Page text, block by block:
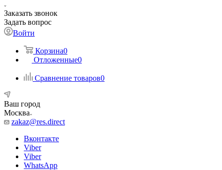
Заказать звонок
Задать вопрос
Войти
Корзина0
Отложенные0
Сравнение товаров0
Ваш город
Москва
zakaz@res.direct
Вконтакте
Viber
Viber
WhatsApp